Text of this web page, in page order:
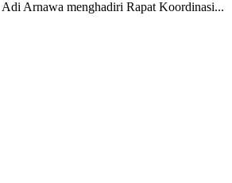
Arnawa menghadiri Rapat Koordinasi...